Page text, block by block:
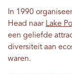
In 1990
Head naar Lake
een geliefde
diversiteit aan
waren.